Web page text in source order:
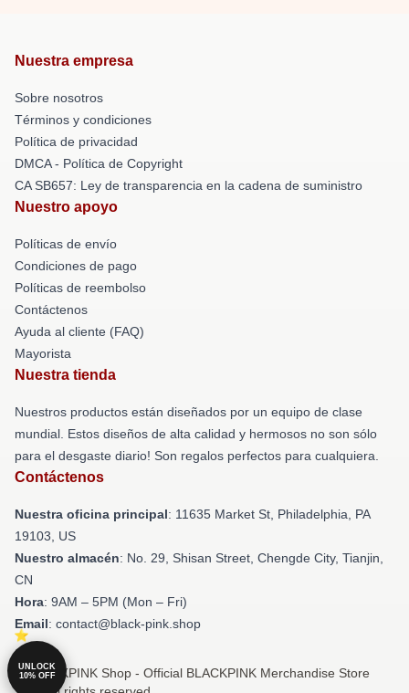
Nuestra empresa
Sobre nosotros
Términos y condiciones
Política de privacidad
DMCA - Política de Copyright
CA SB657: Ley de transparencia en la cadena de suministro
Nuestro apoyo
Políticas de envío
Condiciones de pago
Políticas de reembolso
Contáctenos
Ayuda al cliente (FAQ)
Mayorista
Nuestra tienda
Nuestros productos están diseñados por un equipo de clase
mundial. Estos diseños de alta calidad y hermosos no son sólo
para el desgaste diario! Son regalos perfectos para cualquiera.
Contáctenos
Nuestra oficina principal: 11635 Market St, Philadelphia, PA
19103, US
Nuestro almacén: No. 29, Shisan Street, Chengde City, Tianjin,
CN
Hora: 9AM – 5PM (Mon – Fri)
Email: contact@black-pink.shop
© BLACKPINK Shop - Official BLACKPINK Merchandise Store
UNLOCK
10% OFF